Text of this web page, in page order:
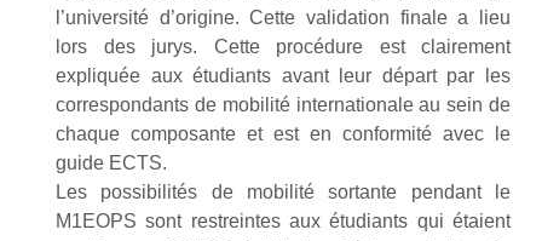
l’université d’origine. Cette validation finale a lieu
lors des jurys. Cette procédure est clairement
expliquée aux étudiants avant leur départ par les
correspondants de mobilité internationale au sein de
chaque composante et est en conformité avec le
guide ECTS.
Les possibilités de mobilité sortante pendant le
M1EOPS sont restreintes aux étudiants qui étaient